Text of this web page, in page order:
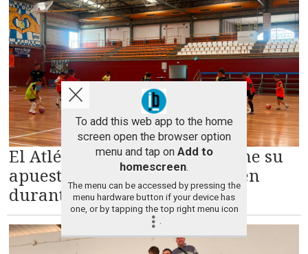
El Atlético Benavente mantiene su
apuesta por la cantera también
durante el verano
To add this web app to the home
screen open the browser option
menu and tap on Add to
homescreen.
The menu can be accessed by pressing the
menu hardware button if your device has
one, or by tapping the top right menu icon
.